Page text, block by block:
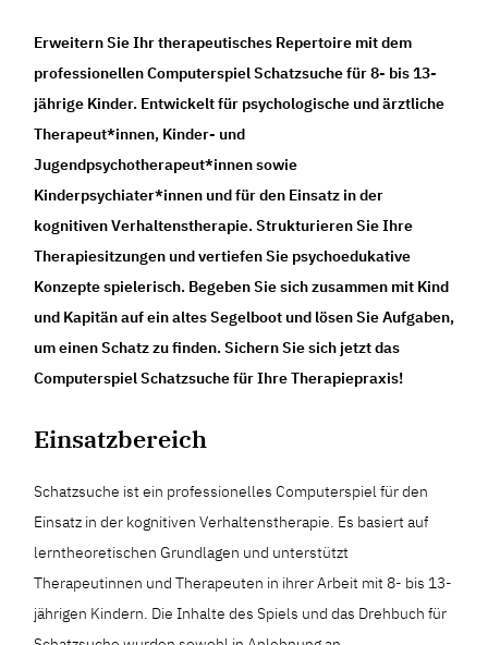
Erweitern Sie Ihr therapeutisches Repertoire mit dem
professionellen Computerspiel Schatzsuche für 8- bis 13-
jährige Kinder. Entwickelt für psychologische und ärztliche
Therapeut*innen, Kinder- und
Jugendpsychotherapeut*innen sowie
Kinderpsychiater*innen und für den Einsatz in der
kognitiven Verhaltenstherapie. Strukturieren Sie Ihre
Therapiesitzungen und vertiefen Sie psychoedukative
Konzepte spielerisch. Begeben Sie sich zusammen mit Kind
und Kapitän auf ein altes Segelboot und lösen Sie Aufgaben,
um einen Schatz zu finden. Sichern Sie sich jetzt das
Computerspiel Schatzsuche für Ihre Therapiepraxis!
Einsatzbereich
Schatzsuche ist ein professionelles Computerspiel für den
Einsatz in der kognitiven Verhaltenstherapie. Es basiert auf
lerntheoretischen Grundlagen und unterstützt
Therapeutinnen und Therapeuten in ihrer Arbeit mit 8- bis 13-
jährigen Kindern. Die Inhalte des Spiels und das Drehbuch für